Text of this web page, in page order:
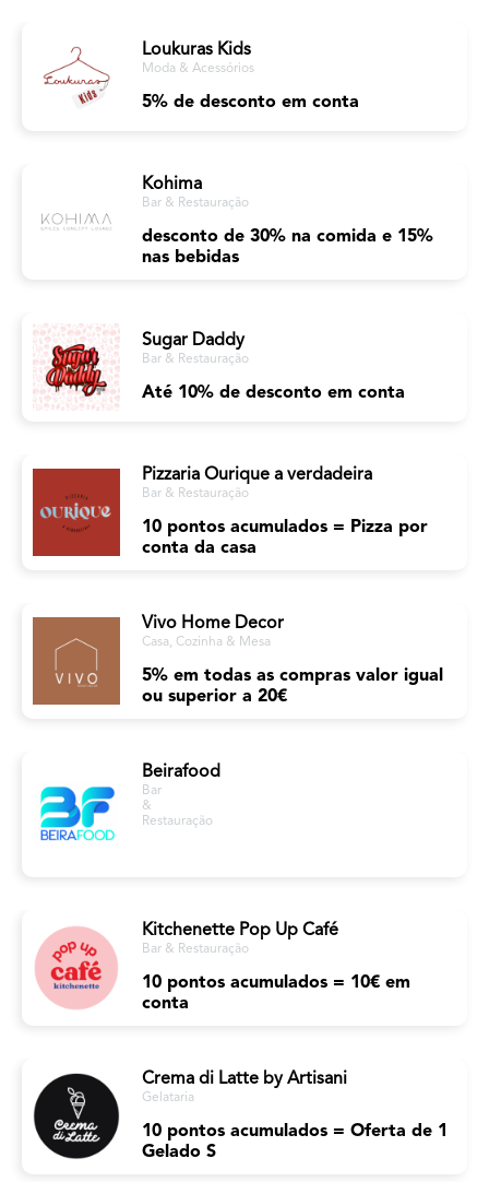
Loukuras Kids
Moda & Acessórios
5% de desconto em conta
Kohima
Bar & Restauração
desconto de 30% na comida e 15%
nas bebidas
Sugar Daddy
Bar & Restauração
Até 10% de desconto em conta
Pizzaria Ourique a verdadeira
Bar & Restauração
10 pontos acumulados = Pizza por
conta da casa
Vivo Home Decor
Casa, Cozinha & Mesa
5% em todas as compras valor igual
ou superior a 20€
Beirafood
Bar
&
Restauração
Kitchenette Pop Up Café
Bar & Restauração
10 pontos acumulados = 10€ em
conta
Crema di Latte by Artisani
Gelataria
10 pontos acumulados = Oferta de 1
Gelado S